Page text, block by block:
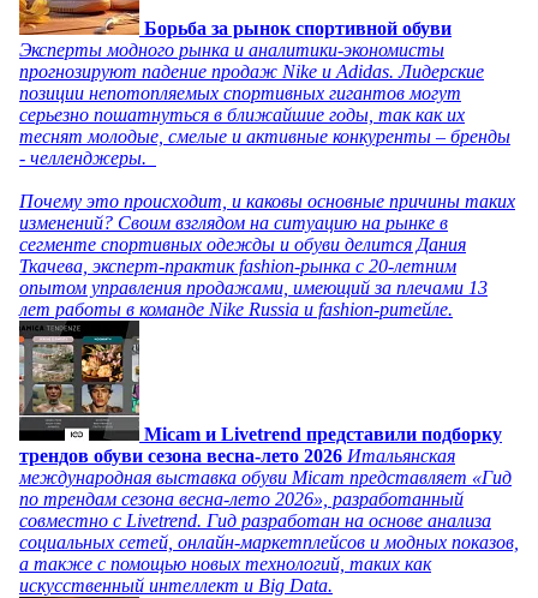
Борьба за рынок спортивной обуви
Эксперты модного рынка и аналитики-экономисты
прогнозируют падение продаж Nike и Adidas. Лидерские
позиции непотопляемых спортивных гигантов могут
серьезно пошатнуться в ближайшие годы, так как их
теснят молодые, смелые и активные конкуренты – бренды
- челленджеры.
Почему это происходит, и каковы основные причины таких
изменений? Своим взглядом на ситуацию на рынке в
сегменте спортивных одежды и обуви делится Дания
Ткачева, эксперт-практик fashion-рынка с 20-летним
опытом управления продажами, имеющий за плечами 13
лет работы в команде Nike Russia и fashion-ритейле.
Micam и Livetrend представили подборку
трендов обуви сезона весна-лето 2026 Итальянская
международная выставка обуви Micam представляет «Гид
по трендам сезона весна-лето 2026», разработанный
совместно с Livetrend. Гид разработан на основе анализа
социальных сетей, онлайн-маркетплейсов и модных показов,
а также с помощью новых технологий, таких как
искусственный интеллект и Big Data.